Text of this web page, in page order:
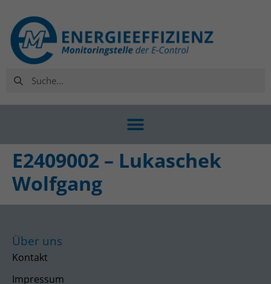
E2409002 – Lukaschek
Wolfgang
Über uns
Kontakt
Impressum